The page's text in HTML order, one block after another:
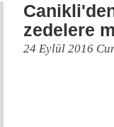
zedelere
24 Eylül 2016